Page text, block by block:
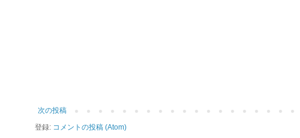
次の投稿
登録: コメントの投稿 (Atom)